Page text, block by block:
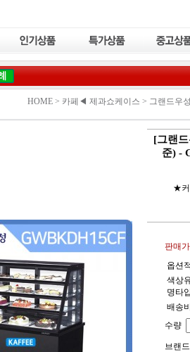
HOME > 카페◀ 제과쇼케이스 > 그랜드우성
[그랜
준) -
★커
판매
옵션
색상
명타입
배송비
수량
브랜